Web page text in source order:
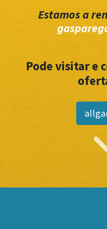
Estamos a
Pode visitar e